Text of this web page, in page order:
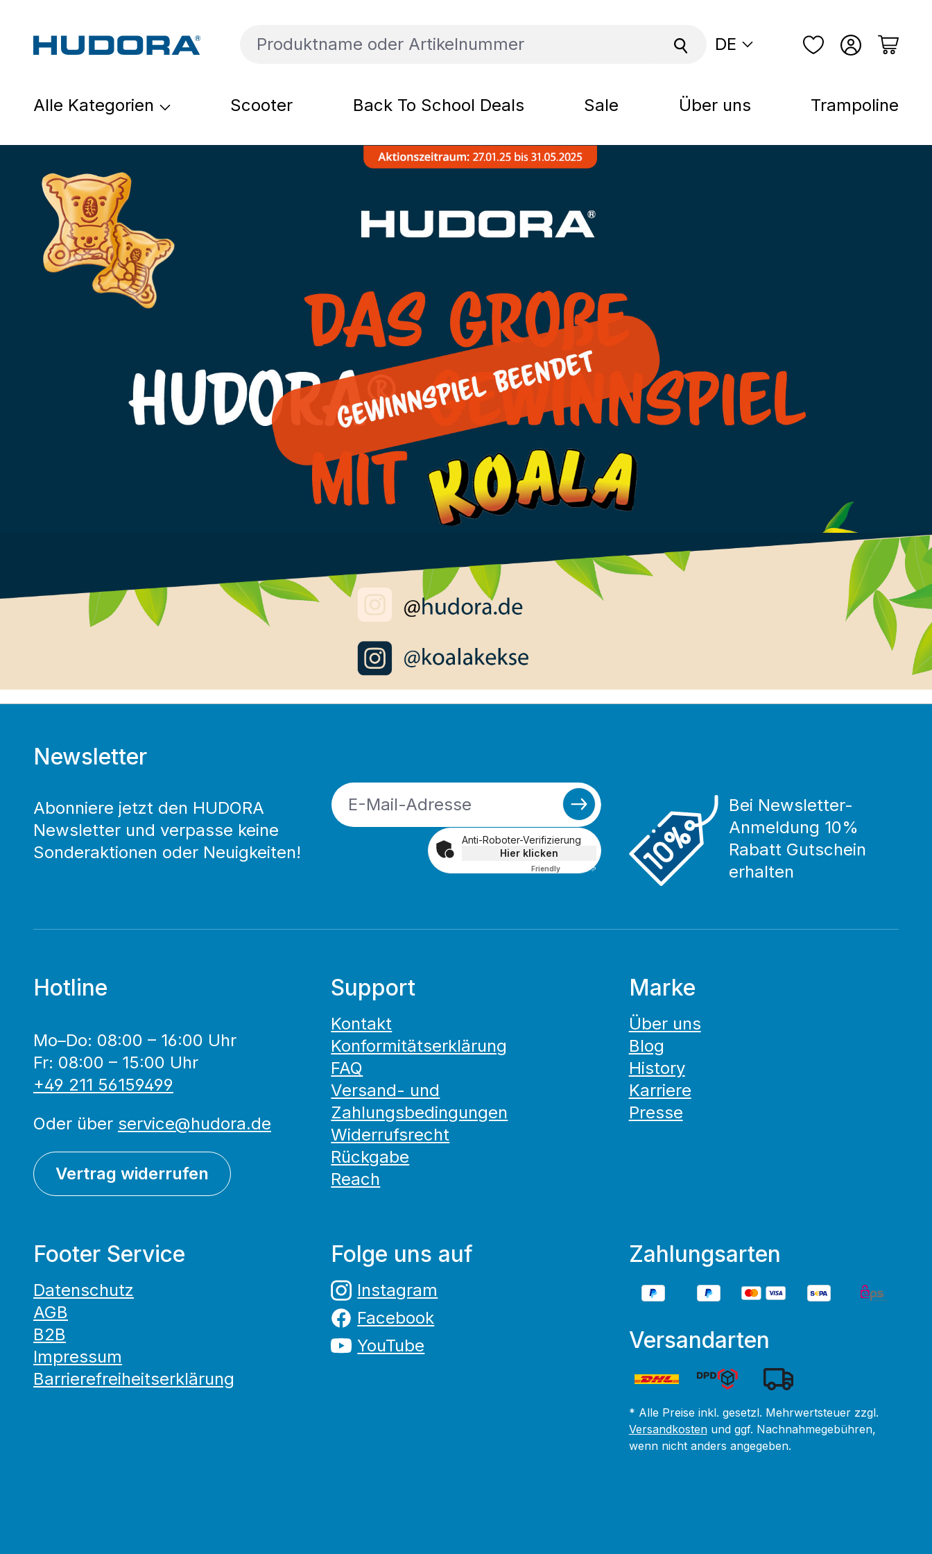
DE
Alle Kategorien Scooter Back To School Deals Sale Über uns Trampoline
Newsletter
Abonniere jetzt den HUDORA
Newsletter und verpasse keine
Sonderaktionen oder Neuigkeiten!
Anti-Roboter-Verifizierung
Hier klicken
FriendlyCaptcha ⇗
Bei Newsletter-
Anmeldung 10%
Rabatt Gutschein
erhalten
Hotline
Mo–Do: 08:00 – 16:00 Uhr
Fr: 08:00 – 15:00 Uhr
+49 211 56159499
Oder über service@hudora.de
Vertrag widerrufen
Support
Kontakt
Konformitätserklärung
FAQ
Versand- und
Zahlungsbedingungen
Widerrufsrecht
Rückgabe
Reach
Marke
Über uns
Blog
History
Karriere
Presse
Footer Service
Datenschutz
AGB
B2B
Impressum
Barrierefreiheitserklärung
Folge uns auf
Instagram
Facebook
YouTube
Zahlungsarten
Versandarten
* Alle Preise inkl. gesetzl. Mehrwertsteuer zzgl.
Versandkostenund ggf. Nachnahmegebühren,
wenn nicht anders angegeben.